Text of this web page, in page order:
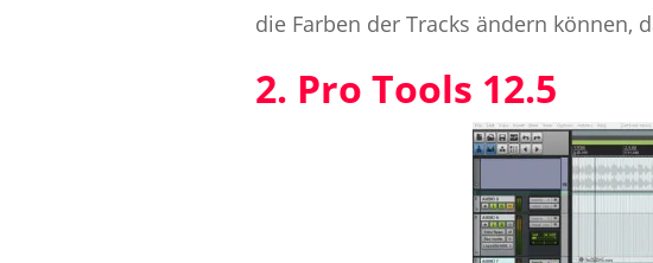
die Farben der Tracks ändern können,
2. Pro Tools 12.5